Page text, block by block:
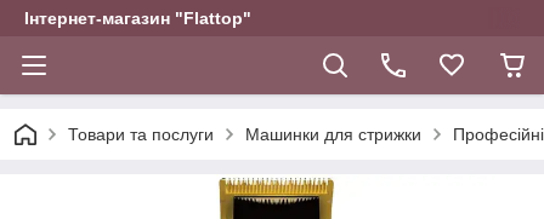
Інтернет-магазин "Flattop"
Товари та послуги Машинки для стрижки